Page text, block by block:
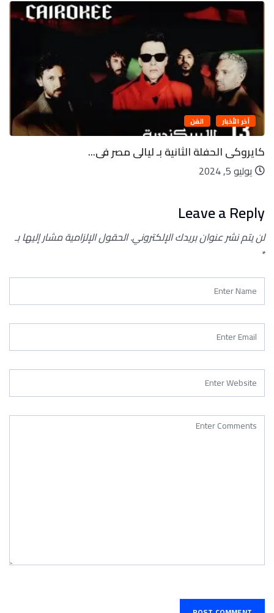
آخر الأخبار الفن
كايروكى الحفلة الثانية بـ ليالى مصر فى...
يوليو 5, 2024
Leave a Reply
لن يتم نشر عنوان بريدك الإلكتروني.الحقول الإلزامية مشار إليها بـ
*